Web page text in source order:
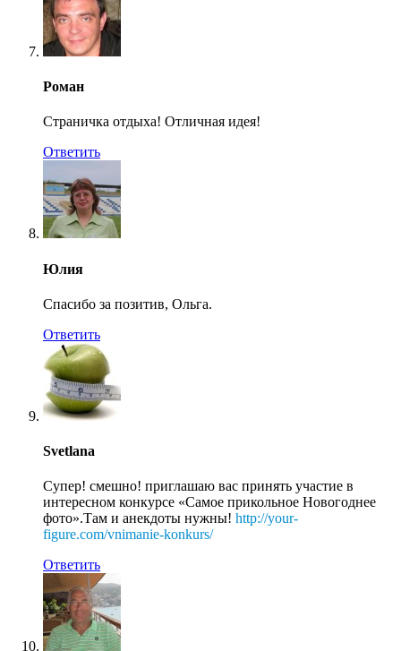
Роман
Страничка отдыха! Отличная идея!
Ответить
Юлия
Спасибо за позитив, Ольга.
Ответить
Svetlana
Супер! смешно! приглашаю вас принять участие в
интересном конкурсе «Самое прикольное Новогоднее
фото».Там и анекдоты нужны! http://your-
figure.com/vnimanie-konkurs/
Ответить